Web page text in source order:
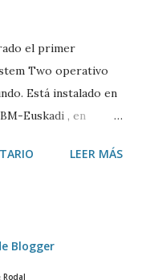
el primer
Two operativo
Está instalado en
Euskadi , en
encerrado en una
cuántico son los
a los bits de la
LEER MÁS
Blogger